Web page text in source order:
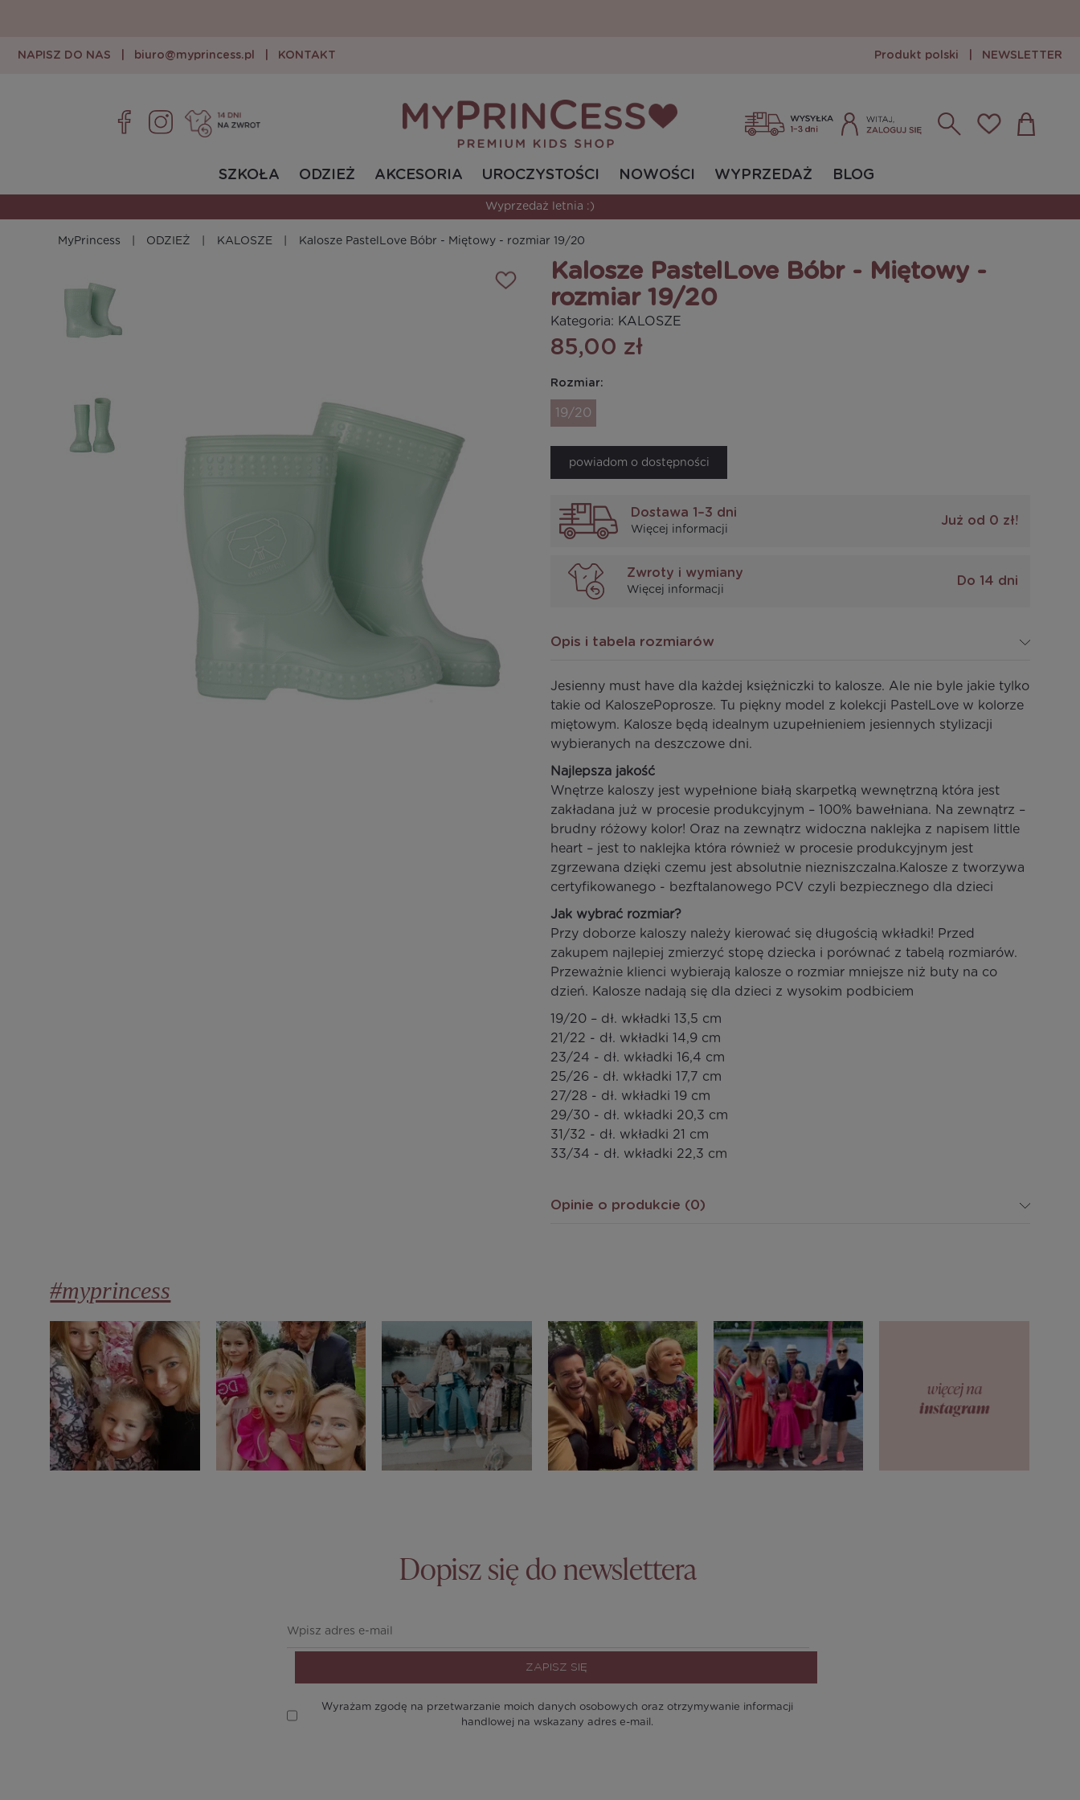
NAPISZ DO NAS biuro@myprincess.pl KONTAKT Produkt polski NEWSLETTER
SZKOŁA ODZIEŻ AKCESORIA UROCZYSTOŚCI NOWOŚCI WYPRZEDAŻ BLOG
Wyprzedaż letnia :)
MyPrincess ODZIEŻ KALOSZE Kalosze PastelLove Bóbr - Miętowy - rozmiar 19/20
Kalosze PastelLove Bóbr - Miętowy -
rozmiar 19/20
Kategoria: KALOSZE
85,00 zł
Rozmiar:
19/20
powiadom o dostępności
Dostawa 1–3 dni
Więcej informacji
Już od 0 zł!
Zwroty i wymiany
Więcej informacji
Do 14 dni
Opis i tabela rozmiarów
Jesienny must have dla każdej księżniczki to kalosze. Ale nie byle jakie tylko
takie od KaloszePoprosze. Tu piękny model z kolekcji PastelLove w kolorze
miętowym. Kalosze będą idealnym uzupełnieniem jesiennych stylizacji
wybieranych na deszczowe dni.
Najlepsza jakość
Wnętrze kaloszy jest wypełnione białą skarpetką wewnętrzną która jest
zakładana już w procesie produkcyjnym – 100% bawełniana. Na zewnątrz –
brudny różowy kolor! Oraz na zewnątrz widoczna naklejka z napisem little
heart – jest to naklejka która również w procesie produkcyjnym jest
zgrzewana dzięki czemu jest absolutnie niezniszczalna.Kalosze z tworzywa
certyfikowanego - bezftalanowego PCV czyli bezpiecznego dla dzieci
Jak wybrać rozmiar?
Przy doborze kaloszy należy kierować się długością wkładki! Przed
zakupem najlepiej zmierzyć stopę dziecka i porównać z tabelą rozmiarów.
Przeważnie klienci wybierają kalosze o rozmiar mniejsze niż buty na co
dzień. Kalosze nadają się dla dzieci z wysokim podbiciem
19/20 – dł. wkładki 13,5 cm
21/22 - dł. wkładki 14,9 cm
23/24 - dł. wkładki 16,4 cm
25/26 - dł. wkładki 17,7 cm
27/28 - dł. wkładki 19 cm
29/30 - dł. wkładki 20,3 cm
31/32 - dł. wkładki 21 cm
33/34 - dł. wkładki 22,3 cm
Opinie o produkcie (0)
#myprincess
Dopisz się do newslettera
ZAPISZ SIĘ
Wyrażam zgodę na przetwarzanie moich danych osobowych oraz otrzymywanie informacji
handlowej na wskazany adres e-mail.